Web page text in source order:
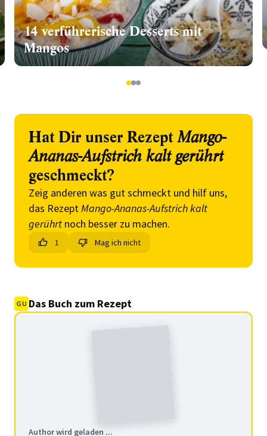
14 verführerische Desserts mit
Mangos
123
Hat Dir unser Rezept Mango-
Ananas-Aufstrich kalt gerührt
geschmeckt?
Zeig anderen was gut schmeckt und hilf uns,
das RezeptMango-Ananas-Aufstrich kalt
gerührt noch besser zu machen.
1 Mag ich nicht
Das Buch zum Rezept
Author wird geladen ...